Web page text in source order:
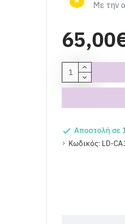
Με την
Αποστολή σε
Κωδικός: LD-